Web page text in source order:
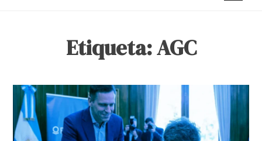
Etiqueta:AGC